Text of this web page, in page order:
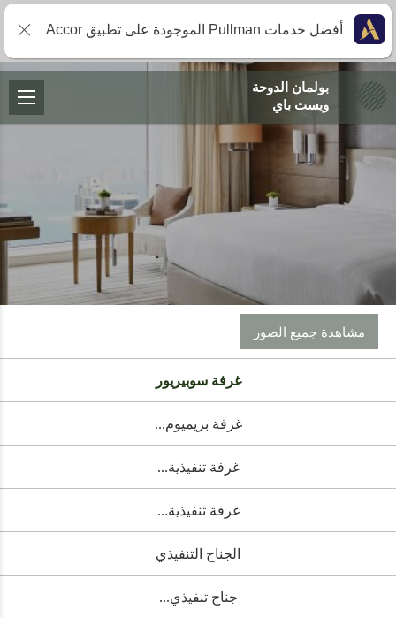
مشاهدة جميع الصور
غرفة سوبيريور
غرفة بريميوم...
غرفة تنفيذية...
غرفة تنفيذية...
الجناح التنفيذي
جناح تنفيذي...
أفضل خدمات Pullman الموجودة على تطبيق Accor
بولمان الدوحة
ويست باي